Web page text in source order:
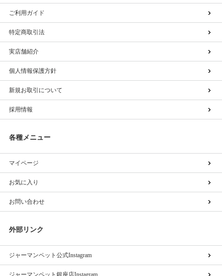
ご利用ガイド
特定商取引法
実店舗紹介
個人情報保護方針
新規お取引について
採用情報
各種メニュー
マイページ
お気に入り
お問い合わせ
外部リンク
ジャーマンペット公式Instagram